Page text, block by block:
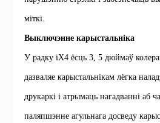
міткі.
Выключэнне карыстальніка
У радку iX4 ёсць 3, 5 дюймаў
дазваляе карыстальнікам лёгка
друкаркі і атрымаць нагадванні аб
паляпшэнне агульнага досведу